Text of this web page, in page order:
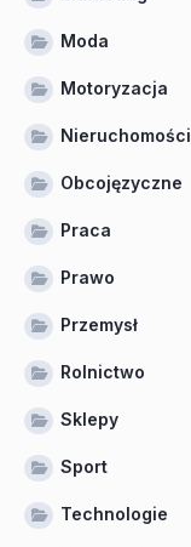
Moda
Motoryzacja
Nieruchomości
Obcojęzyczne
Praca
Prawo
Przemysł
Rolnictwo
Sklepy
Sport
Technologie